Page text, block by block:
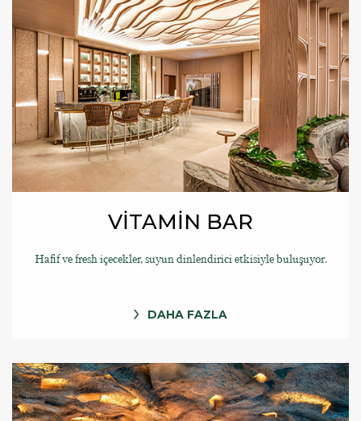
VİTAMİN BAR
Hafif ve fresh içecekler, suyun dinlendirici etkisiyle buluşuyor.
DAHA FAZLA